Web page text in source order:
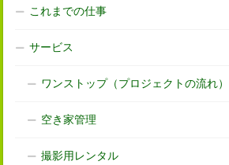
これまでの仕事
サービス
ワンストップ（プロジェクトの流れ）
空き家管理
撮影用レンタル